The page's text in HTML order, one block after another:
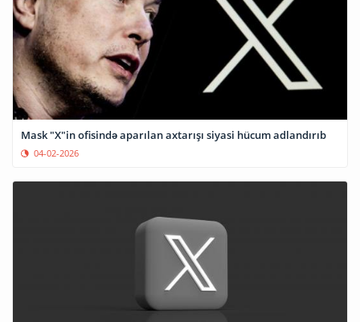
Mask "X"in ofisində aparılan axtarışı siyasi hücum adlandırıb
04-02-2026